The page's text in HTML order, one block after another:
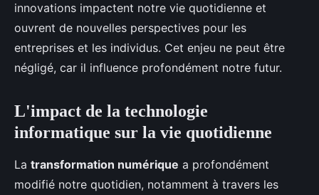
innovations impactent notre vie quotidienne et
ouvrent de nouvelles perspectives pour les
entreprises et les individus. Cet enjeu ne peut être
négligé, car il influence profondément notre futur.
L'impact de la technologie
informatique sur la vie quotidienne
La transformation numérique a profondément
modifié notre quotidien, notamment à travers les